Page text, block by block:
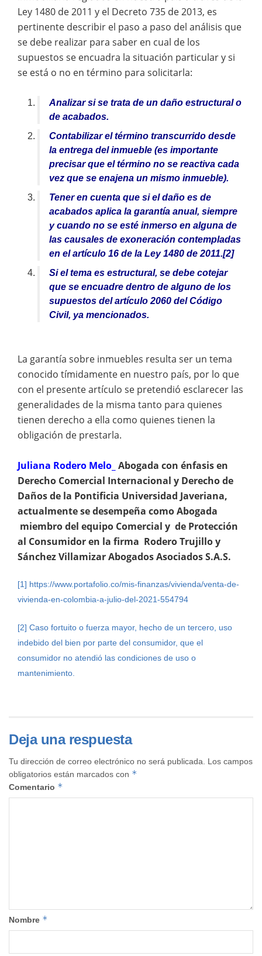
Ley 1480 de 2011 y el Decreto 735 de 2013, es
pertinente describir el paso a paso del análisis que
se debe realizar para saber en cual de los
supuestos se encuadra la situación particular y si
se está o no en término para solicitarla:
Analizar si se trata de un daño estructural o
de acabados.
Contabilizar el término transcurrido desde
la entrega del inmueble (es importante
precisar que el término no se reactiva cada
vez que se enajena un mismo inmueble).
Tener en cuenta que si el daño es de
acabados aplica la garantía anual, siempre
y cuando no se esté inmerso en alguna de
las causales de exoneración contempladas
en el artículo 16 de la Ley 1480 de 2011.[2]
Si el tema es estructural, se debe cotejar
que se encuadre dentro de alguno de los
supuestos del artículo 2060 del Código
Civil, ya mencionados.
La garantía sobre inmuebles resulta ser un tema
conocido tímidamente en nuestro país, por lo que
con el presente artículo se pretendió esclarecer las
generalidades de la misma tanto para quienes
tienen derecho a ella como quienes tienen la
obligación de prestarla.
Juliana Rodero Melo_ Abogada con énfasis en
Derecho Comercial Internacional y Derecho de
Daños de la Pontificia Universidad Javeriana,
actualmente se desempeña como Abogada
miembro del equipo Comercial y de Protección
al Consumidor en la firma Rodero Trujillo y
Sánchez Villamizar Abogados Asociados S.A.S.
[1] https://www.portafolio.co/mis-finanzas/vivienda/venta-de-
vivienda-en-colombia-a-julio-del-2021-554794
[2] Caso fortuito o fuerza mayor, hecho de un tercero, uso
indebido del bien por parte del consumidor, que el
consumidor no atendió las condiciones de uso o
mantenimiento.
Deja una respuesta
Tu dirección de correo electrónico no será publicada.
Los campos
obligatorios están marcados con *
Comentario *
Nombre *